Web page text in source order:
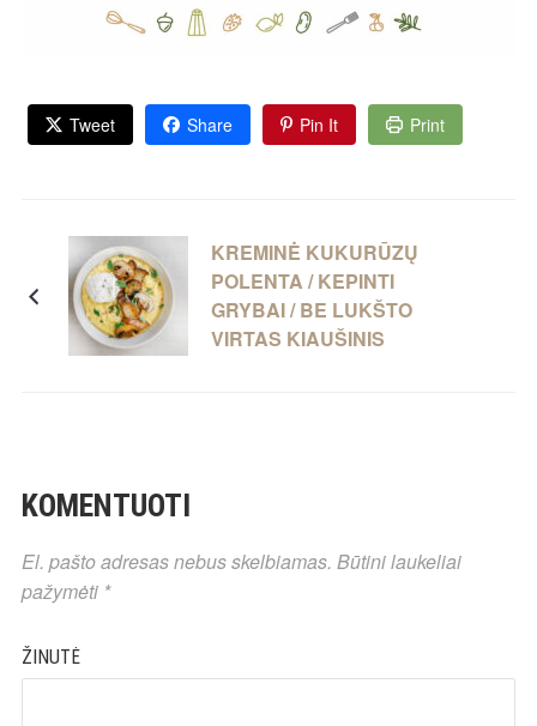
Tweet Share Pin It Print
KREMINĖ KUKURŪZŲ
POLENTA / KEPINTI
GRYBAI / BE LUKŠTO
VIRTAS KIAUŠINIS
KOMENTUOTI
El. pašto adresas nebus skelbiamas. Būtini laukeliai
pažymėti *
ŽINUTĖ